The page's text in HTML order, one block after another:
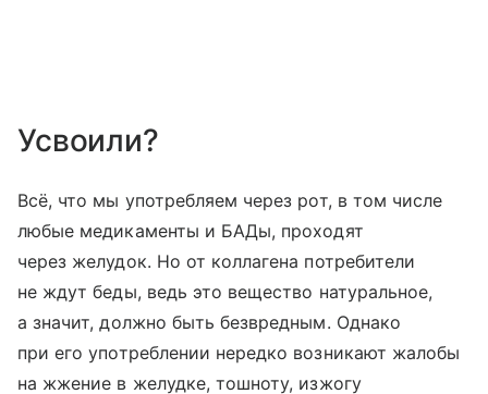
Усвоили?
Всё, что мы употребляем через рот, в том числе
любые медикаменты и БАДы, проходят
через желудок. Но от коллагена потребители
не ждут беды, ведь это вещество натуральное,
а значит, должно быть безвредным. Однако
при его употреблении нередко возникают жалобы
на жжение в желудке, тошноту, изжогу